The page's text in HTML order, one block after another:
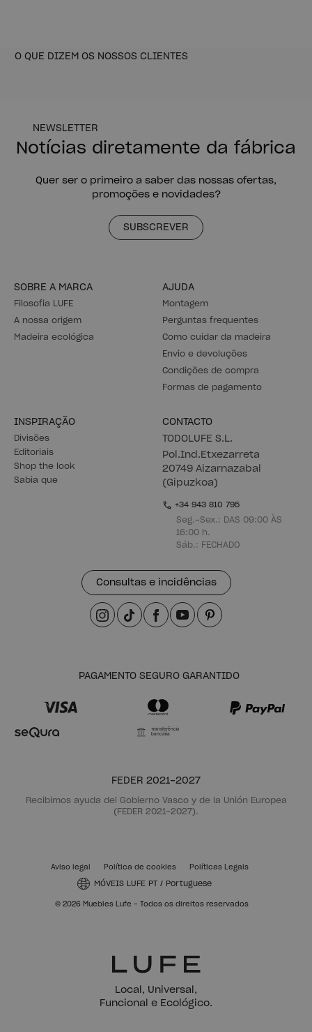
O QUE DIZEM OS NOSSOS CLIENTES
NEWSLETTER
Notícias diretamente da fábrica
Quer ser o primeiro a saber das nossas ofertas,
promoções e novidades?
SUBSCREVER
SOBRE A MARCA
Filosofia LUFE
A nossa origem
Madeira ecológica
AJUDA
Montagem
Perguntas frequentes
Como cuidar da madeira
Envio e devoluções
Condições de compra
Formas de pagamento
INSPIRAÇÃO
Divisões
Editoriais
Shop the look
Sabia que
CONTACTO
TODOLUFE S.L.
Pol.Ind.Etxezarreta
20749 Aizarnazabal
(Gipuzkoa)
+34 943 810 795
Seg.-Sex.: DAS 09:00 ÀS
16:00 h.
Sáb.: FECHADO
Consultas e incidências
PAGAMENTO SEGURO GARANTIDO
Transferência
bancária
FEDER 2021-2027
Recibimos ayuda del Gobierno Vasco y de la Unión Europea
(FEDER 2021-2027).
© 2026 Muebles Lufe - Todos os direitos reservados
Aviso legal Política de cookies Políticas Legais
MÓVEIS LUFE PT / Portuguese
Local, Universal,
Funcional e Ecológico.